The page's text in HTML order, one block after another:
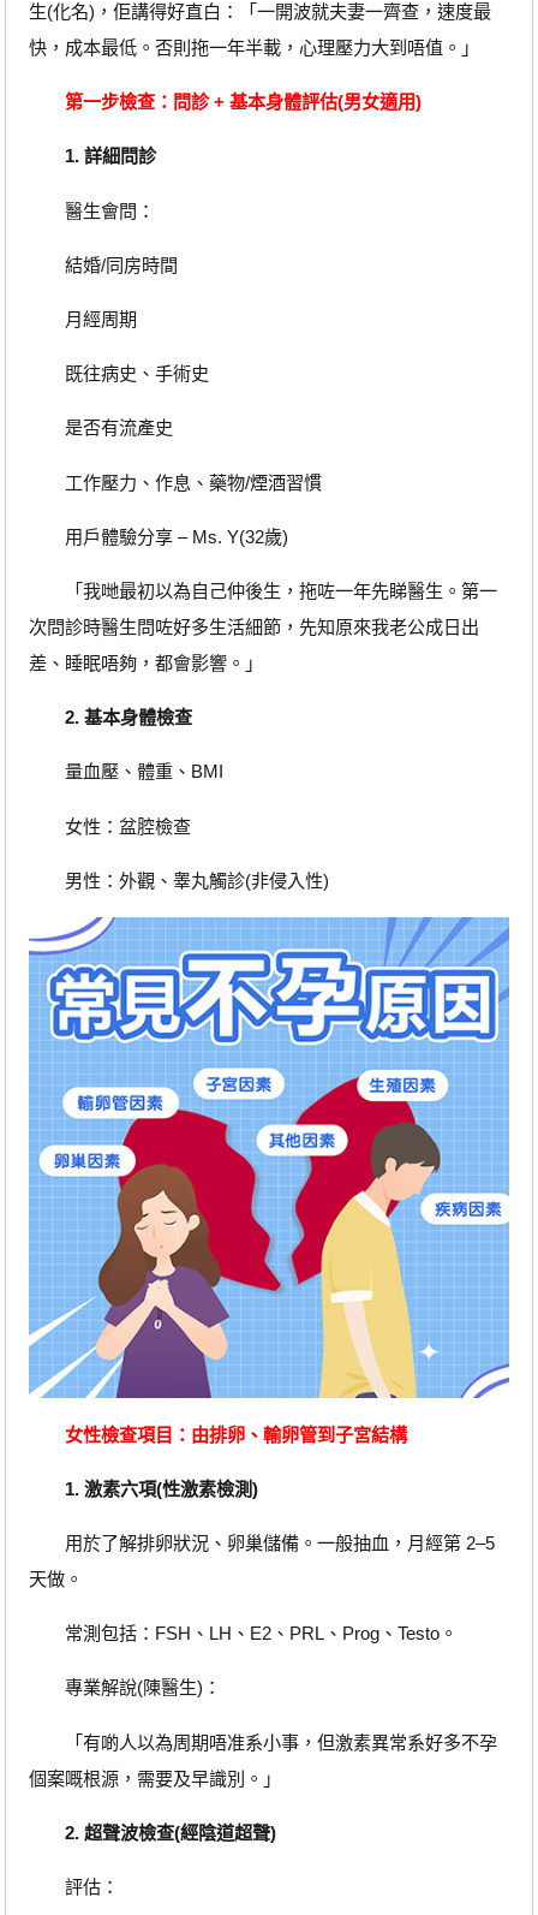
生(化名)，佢講得好直白：「一開波就夫妻一齊查，速度最
快，成本最低。否則拖一年半載，心理壓力大到唔值。」
第一步檢查：問診 + 基本身體評估(男女適用)
1. 詳細問診
醫生會問：
結婚/同房時間
月經周期
既往病史、手術史
是否有流產史
工作壓力、作息、藥物/煙酒習慣
用戶體驗分享 – Ms. Y(32歲)
「我哋最初以為自己仲後生，拖咗一年先睇醫生。第一
次問診時醫生問咗好多生活細節，先知原來我老公成日出
差、睡眠唔夠，都會影響。」
2. 基本身體檢查
量血壓、體重、BMI
女性：盆腔檢查
男性：外觀、睾丸觸診(非侵入性)
女性檢查項目：由排卵、輸卵管到子宮結構
1. 激素六項(性激素檢測)
用於了解排卵狀況、卵巢儲備。一般抽血，月經第 2–5
天做。
常測包括：FSH、LH、E2、PRL、Prog、Testo。
專業解說(陳醫生)：
「有啲人以為周期唔准系小事，但激素異常系好多不孕
個案嘅根源，需要及早識別。」
2. 超聲波檢查(經陰道超聲)
評估：